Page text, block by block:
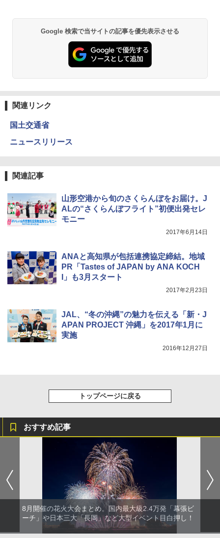
026リニューアル 急速冷凍 空間倍増 衛生的
コンパクト 保冷力長持ち
￥2,980
ア/オフィス/教育現場/展示会用 緑
￥1,180
保護 日光可読lcd 7種類ノズル付き
￥7,299
Google 検索で当サイトの記事を優先表示させる
関連リンク
国土交通省
ニュースリリース
関連記事
山形空港から旬のさくらんぼをお届け。J
ALの“さくらんぼフライト”初便出発セレ
モニー
2017年6月14日
ANAと高知県が包括連携協定締結。地域
PR「Tastes of JAPAN by ANA KOCH
I」も3月スタート
2017年2月23日
JAL、“冬の沖縄”の魅力を伝える「新・J
APAN PROJECT 沖縄」を2017年1月に
実施
2016年12月27日
トップページに戻る
おすすめ記事
8月開催の花火大会まとめ。国内最大級2.4万発「幕張ビ
ーチ」や日本三大「長岡」など大型イベント目白押し！